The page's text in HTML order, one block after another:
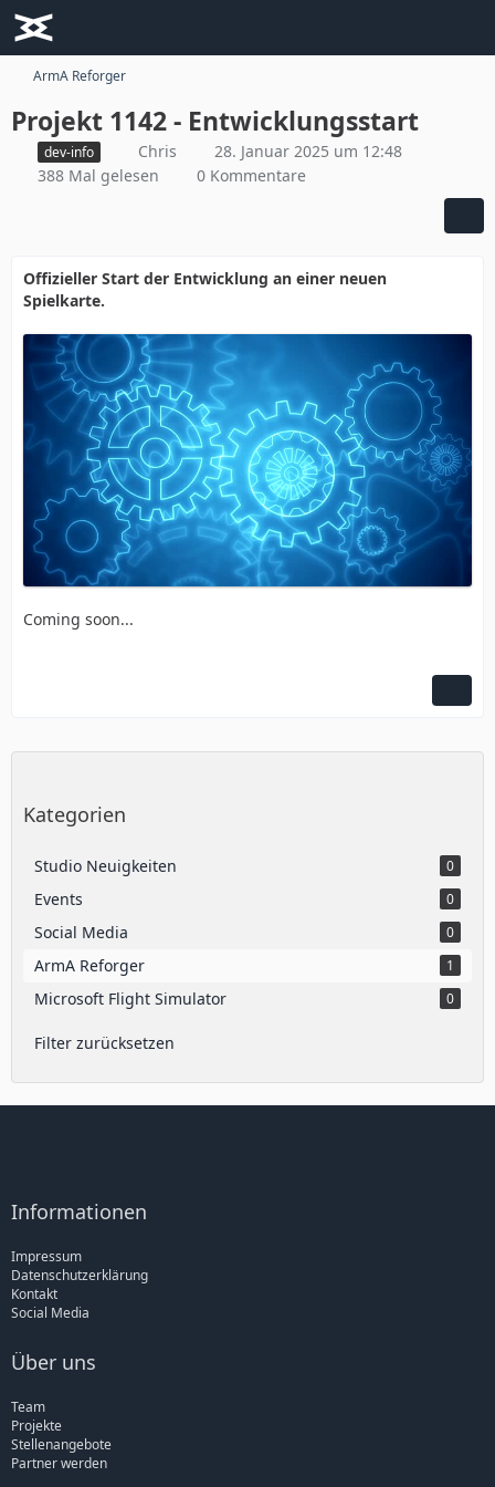
ArmA Reforger
Projekt 1142 - Entwicklungsstart
dev-info Chris
28. Januar 2025 um 12:48
388 Mal gelesen
0 Kommentare
Offizieller Start der Entwicklung an einer neuen
Spielkarte.
Coming soon...
Kategorien
Studio Neuigkeiten 0
Events 0
Social Media 0
ArmA Reforger 1
Microsoft Flight Simulator 0
Filter zurücksetzen
Informationen
Impressum
Datenschutzerklärung
Kontakt
Social Media
Über uns
Team
Projekte
Stellenangebote
Partner werden